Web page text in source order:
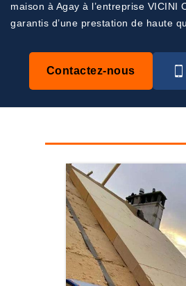
maison à Agay à l’entreprise VICINI
garantis d’une prestation de haute
Contactez-nous